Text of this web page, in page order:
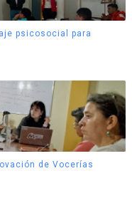
psicosocial para
de Vocerías